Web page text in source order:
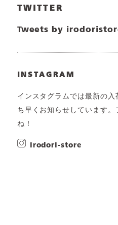
TWITTER
Tweets by
INSTAGRAM
インスタグラムでは最新の
ち早くお知らせしています
ね！
irodori-store